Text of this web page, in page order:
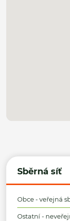
Sběrná síť
Obce - veřejná
Ostatní -